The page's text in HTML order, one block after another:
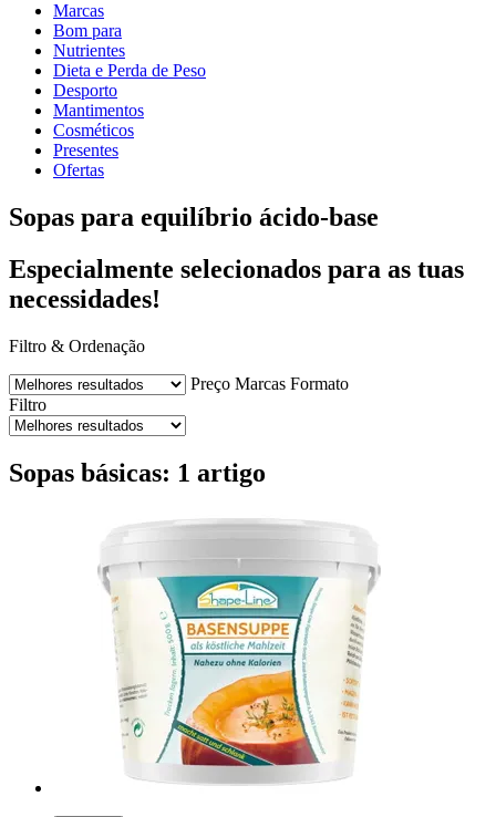
Marcas
Bom para
Nutrientes
Dieta e Perda de Peso
Desporto
Mantimentos
Cosméticos
Presentes
Ofertas
Sopas para equilíbrio ácido-base
Especialmente selecionados para as tuas
necessidades!
Filtro & Ordenação
Preço Marcas Formato
Filtro
Sopas básicas: 1 artigo